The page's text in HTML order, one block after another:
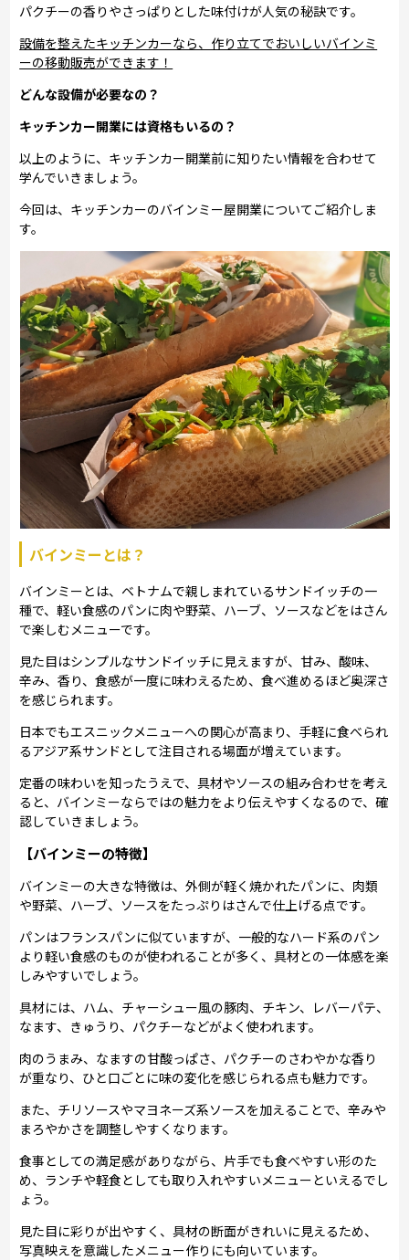
パクチーの香りやさっぱりとした味付けが人気の秘訣です。
設備を整えたキッチンカーなら、作り立てでおいしいバインミ
ーの移動販売ができます！
どんな設備が必要なの？
キッチンカー開業には資格もいるの？
以上のように、キッチンカー開業前に知りたい情報を合わせて
学んでいきましょう。
今回は、キッチンカーのバインミー屋開業についてご紹介しま
す。
バインミーとは？
バインミーとは、ベトナムで親しまれているサンドイッチの一
種で、軽い食感のパンに肉や野菜、ハーブ、ソースなどをはさん
で楽しむメニューです。
見た目はシンプルなサンドイッチに見えますが、甘み、酸味、
辛み、香り、食感が一度に味わえるため、食べ進めるほど奥深さ
を感じられます。
日本でもエスニックメニューへの関心が高まり、手軽に食べられ
るアジア系サンドとして注目される場面が増えています。
定番の味わいを知ったうえで、具材やソースの組み合わせを考え
ると、バインミーならではの魅力をより伝えやすくなるので、確
認していきましょう。
【バインミーの特徴】
バインミーの大きな特徴は、外側が軽く焼かれたパンに、肉類
や野菜、ハーブ、ソースをたっぷりはさんで仕上げる点です。
パンはフランスパンに似ていますが、一般的なハード系のパン
より軽い食感のものが使われることが多く、具材との一体感を楽
しみやすいでしょう。
具材には、ハム、チャーシュー風の豚肉、チキン、レバーパテ、
なます、きゅうり、パクチーなどがよく使われます。
肉のうまみ、なますの甘酸っぱさ、パクチーのさわやかな香り
が重なり、ひと口ごとに味の変化を感じられる点も魅力です。
また、チリソースやマヨネーズ系ソースを加えることで、辛みや
まろやかさを調整しやすくなります。
食事としての満足感がありながら、片手でも食べやすい形のた
め、ランチや軽食としても取り入れやすいメニューといえるでし
ょう。
見た目に彩りが出やすく、具材の断面がきれいに見えるため、
写真映えを意識したメニュー作りにも向いています。